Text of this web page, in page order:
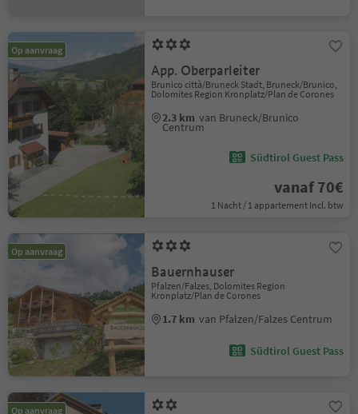
Op aanvraag
App. Oberparleiter
Brunico città/Bruneck Stadt, Bruneck/Brunico,
Dolomites Region Kronplatz/Plan de Corones
2.3 km van Bruneck/Brunico
Centrum
Südtirol Guest Pass
vanaf 70€
1 Nacht / 1 appartement Incl. btw
Op aanvraag
Bauernhauser
Pfalzen/Falzes, Dolomites Region
Kronplatz/Plan de Corones
1.7 km van Pfalzen/Falzes Centrum
Südtirol Guest Pass
Op aanvraag